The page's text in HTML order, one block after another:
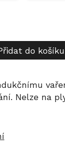
do košíku
Nelze na